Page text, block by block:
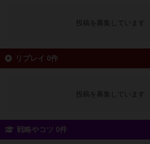
投稿を募集しています
リプレイ 0件
投稿を募集しています
戦略やコツ 0件